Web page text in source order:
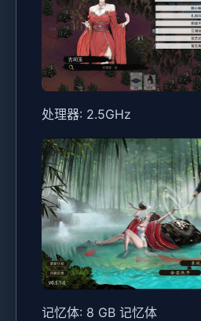
处理器: 2.5GHz
记忆体: 8 GB 记忆体